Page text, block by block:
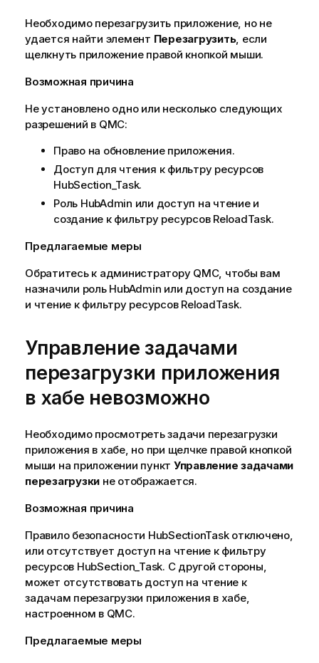
Необходимо перезагрузить приложение, но не
удается найти элемент Перезагрузить, если
щелкнуть приложение правой кнопкой мыши.
Возможная причина
Не установлено одно или несколько следующих
разрешений в QMC:
Право на обновление приложения.
Доступ для чтения к фильтру ресурсов
HubSection_Task.
Роль HubAdmin или доступ на чтение и
создание к фильтру ресурсов ReloadTask.
Предлагаемые меры
Обратитесь к администратору QMC, чтобы вам
назначили роль HubAdmin или доступ на создание
и чтение к фильтру ресурсов ReloadTask.
Управление задачами
перезагрузки приложения
в хабе невозможно
Необходимо просмотреть задачи перезагрузки
приложения в хабе, но при щелчке правой кнопкой
мыши на приложении пункт Управление задачами
перезагрузки не отображается.
Возможная причина
Правило безопасности HubSectionTask отключено,
или отсутствует доступ на чтение к фильтру
ресурсов HubSection_Task. С другой стороны,
может отсутствовать доступ на чтение к
задачам перезагрузки приложения в хабе,
настроенном в QMC.
Предлагаемые меры